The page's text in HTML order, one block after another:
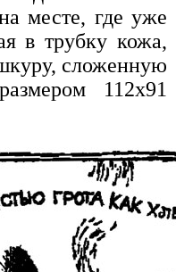
месте, где уже
в трубку кожа,
сложенную
112x91